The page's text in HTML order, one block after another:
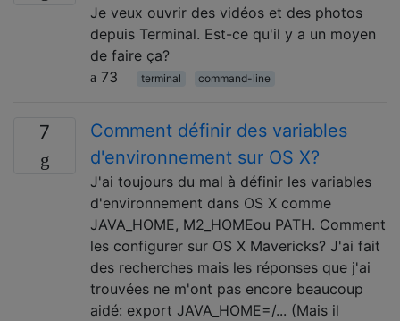
Je veux ouvrir des vidéos et des photos
depuis Terminal. Est-ce qu'il y a un moyen
de faire ça?
73
terminal command-line
7
Comment définir des variables
d'environnement sur OS X?
J'ai toujours du mal à définir les variables
d'environnement dans OS X comme
JAVA_HOME, M2_HOMEou PATH. Comment
les configurer sur OS X Mavericks? J'ai fait
des recherches mais les réponses que j'ai
trouvées ne m'ont pas encore beaucoup
aidé: export JAVA_HOME=/... (Mais il